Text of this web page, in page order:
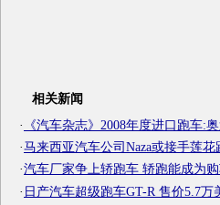
相关新闻
· 《汽车杂志》2008年度进口跑车:
·马来西亚汽车公司Naza或接手莲花
·汽车厂家争上轿跑车 轿跑能成为
· 日产汽车超级跑车GT-R 售价5.7万